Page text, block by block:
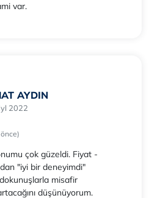
var.
AYDIN
2022
çok güzeldi. Fiyat -
"iyi bir deneyimdi"
misafir
düşünüyorum.